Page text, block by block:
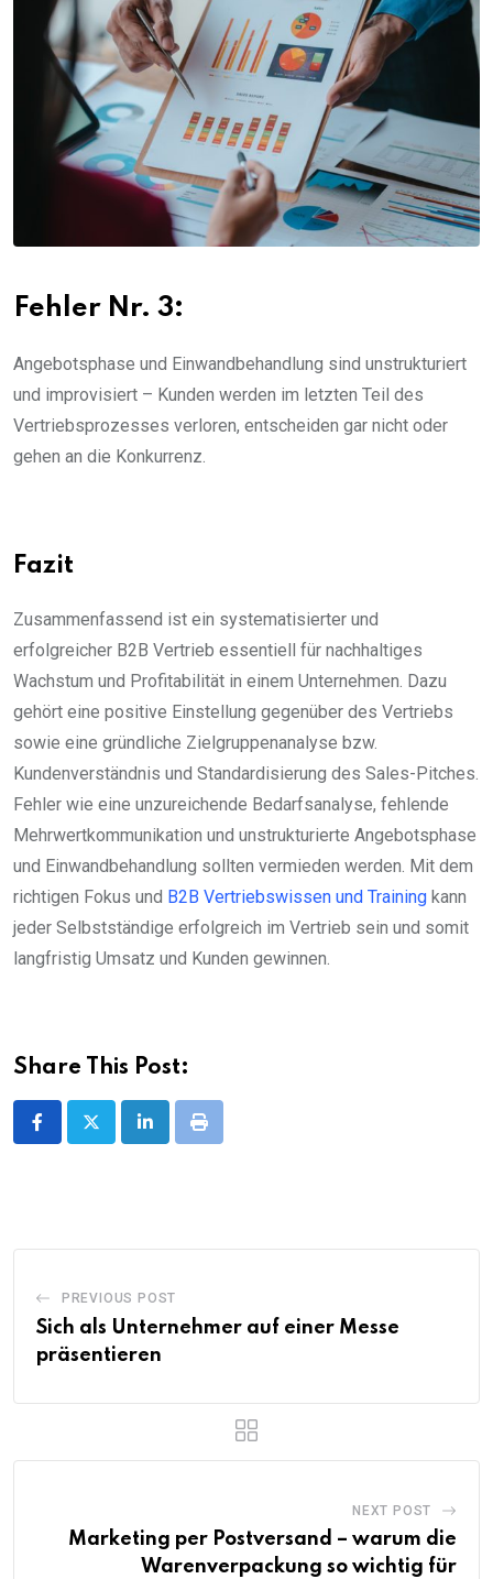
Fehler Nr. 3:
Angebotsphase und Einwandbehandlung sind unstrukturiert
und improvisiert – Kunden werden im letzten Teil des
Vertriebsprozesses verloren, entscheiden gar nicht oder
gehen an die Konkurrenz.
Fazit
Zusammenfassend ist ein systematisierter und
erfolgreicher B2B Vertrieb essentiell für nachhaltiges
Wachstum und Profitabilität in einem Unternehmen. Dazu
gehört eine positive Einstellung gegenüber des Vertriebs
sowie eine gründliche Zielgruppenanalyse bzw.
Kundenverständnis und Standardisierung des Sales-Pitches.
Fehler wie eine unzureichende Bedarfsanalyse, fehlende
Mehrwertkommunikation und unstrukturierte Angebotsphase
und Einwandbehandlung sollten vermieden werden. Mit dem
richtigen Fokus und B2B Vertriebswissen und Training kann
jeder Selbstständige erfolgreich im Vertrieb sein und somit
langfristig Umsatz und Kunden gewinnen.
Share This Post:
LinkedInPrint
PREVIOUS POST
Sich als Unternehmer auf einer Messe
präsentieren
NEXT POST
Marketing per Postversand – warum die
Warenverpackung so wichtig für